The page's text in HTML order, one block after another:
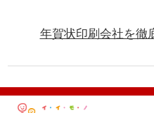
年賀状印刷会社を徹